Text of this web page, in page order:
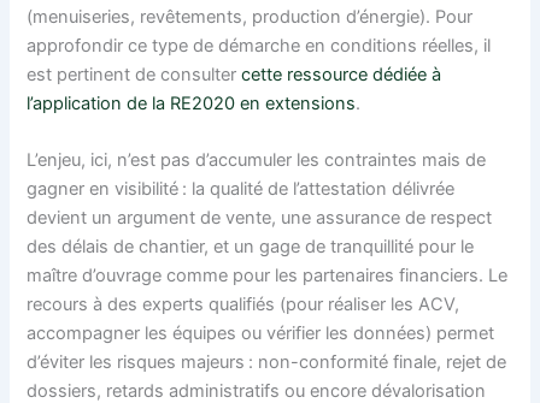
(menuiseries, revêtements, production d’énergie). Pour
approfondir ce type de démarche en conditions réelles, il
est pertinent de consultercette ressource dédiée à
l’application de la RE2020 en extensions.
L’enjeu, ici, n’est pas d’accumuler les contraintes mais de
gagner en visibilité : la qualité de l’attestation délivrée
devient un argument de vente, une assurance de respect
des délais de chantier, et un gage de tranquillité pour le
maître d’ouvrage comme pour les partenaires financiers. Le
recours à des experts qualifiés (pour réaliser les ACV,
accompagner les équipes ou vérifier les données) permet
d’éviter les risques majeurs : non-conformité finale, rejet de
dossiers, retards administratifs ou encore dévalorisation